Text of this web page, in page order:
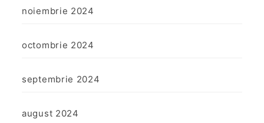
noiembrie 2024
octombrie 2024
septembrie 2024
august 2024